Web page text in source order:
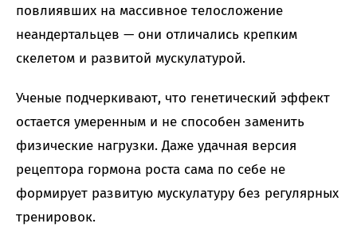
повлиявших на массивное телосложение
неандертальцев — они отличались крепким
скелетом и развитой мускулатурой.
Ученые подчеркивают, что генетический эффект
остается умеренным и не способен заменить
физические нагрузки. Даже удачная версия
рецептора гормона роста сама по себе не
формирует развитую мускулатуру без регулярных
тренировок.